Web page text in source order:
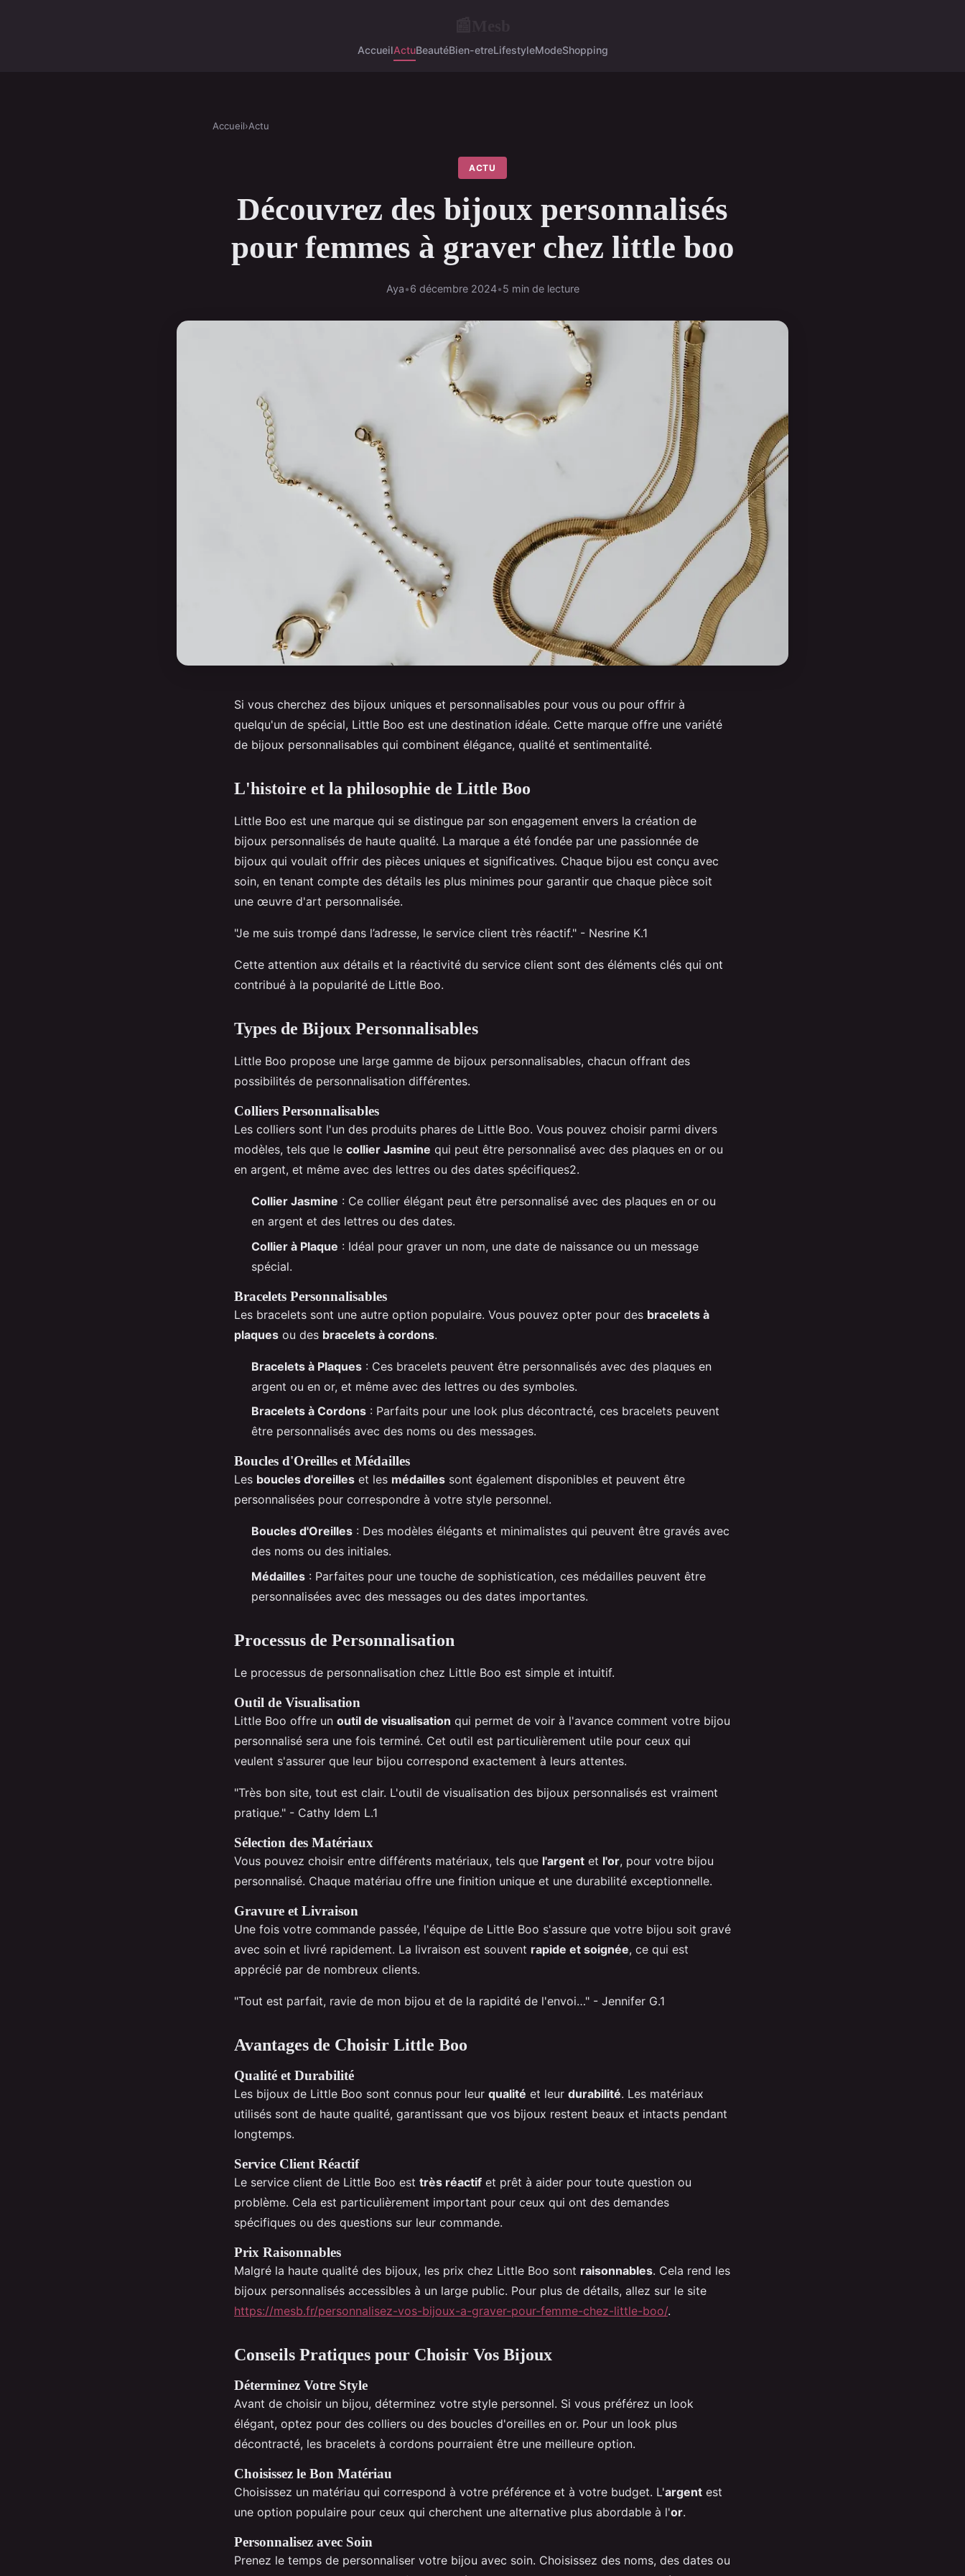
AccueilActuBeautéBien-etreLifestyleModeShopping
Accueil›Actu
ACTU
Découvrez des bijoux personnalisés
pour femmes à graver chez little boo
Aya•6 décembre 2024•5 min de lecture
Si vous cherchez des bijoux uniques et personnalisables pour vous ou pour offrir à
quelqu'un de spécial, Little Boo est une destination idéale. Cette marque offre une variété
de bijoux personnalisables qui combinent élégance, qualité et sentimentalité.
L'histoire et la philosophie de Little Boo
Little Boo est une marque qui se distingue par son engagement envers la création de
bijoux personnalisés de haute qualité. La marque a été fondée par une passionnée de
bijoux qui voulait offrir des pièces uniques et significatives. Chaque bijou est conçu avec
soin, en tenant compte des détails les plus minimes pour garantir que chaque pièce soit
une œuvre d'art personnalisée.
"Je me suis trompé dans l’adresse, le service client très réactif." - Nesrine K.1
Cette attention aux détails et la réactivité du service client sont des éléments clés qui ont
contribué à la popularité de Little Boo.
Types de Bijoux Personnalisables
Little Boo propose une large gamme de bijoux personnalisables, chacun offrant des
possibilités de personnalisation différentes.
Colliers Personnalisables
Les colliers sont l'un des produits phares de Little Boo. Vous pouvez choisir parmi divers
modèles, tels que le collier Jasmine qui peut être personnalisé avec des plaques en or ou
en argent, et même avec des lettres ou des dates spécifiques2.
Collier Jasmine : Ce collier élégant peut être personnalisé avec des plaques en or ou
en argent et des lettres ou des dates.
Collier à Plaque : Idéal pour graver un nom, une date de naissance ou un message
spécial.
Bracelets Personnalisables
Les bracelets sont une autre option populaire. Vous pouvez opter pour des bracelets à
plaques ou des bracelets à cordons.
Bracelets à Plaques : Ces bracelets peuvent être personnalisés avec des plaques en
argent ou en or, et même avec des lettres ou des symboles.
Bracelets à Cordons : Parfaits pour une look plus décontracté, ces bracelets peuvent
être personnalisés avec des noms ou des messages.
Boucles d'Oreilles et Médailles
Les boucles d'oreilles et les médailles sont également disponibles et peuvent être
personnalisées pour correspondre à votre style personnel.
Boucles d'Oreilles : Des modèles élégants et minimalistes qui peuvent être gravés avec
des noms ou des initiales.
Médailles : Parfaites pour une touche de sophistication, ces médailles peuvent être
personnalisées avec des messages ou des dates importantes.
Processus de Personnalisation
Le processus de personnalisation chez Little Boo est simple et intuitif.
Outil de Visualisation
Little Boo offre un outil de visualisation qui permet de voir à l'avance comment votre bijou
personnalisé sera une fois terminé. Cet outil est particulièrement utile pour ceux qui
veulent s'assurer que leur bijou correspond exactement à leurs attentes.
"Très bon site, tout est clair. L'outil de visualisation des bijoux personnalisés est vraiment
pratique." - Cathy Idem L.1
Sélection des Matériaux
Vous pouvez choisir entre différents matériaux, tels que l'argent et l'or, pour votre bijou
personnalisé. Chaque matériau offre une finition unique et une durabilité exceptionnelle.
Gravure et Livraison
Une fois votre commande passée, l'équipe de Little Boo s'assure que votre bijou soit gravé
avec soin et livré rapidement. La livraison est souvent rapide et soignée, ce qui est
apprécié par de nombreux clients.
"Tout est parfait, ravie de mon bijou et de la rapidité de l'envoi…" - Jennifer G.1
Avantages de Choisir Little Boo
Qualité et Durabilité
Les bijoux de Little Boo sont connus pour leur qualité et leur durabilité. Les matériaux
utilisés sont de haute qualité, garantissant que vos bijoux restent beaux et intacts pendant
longtemps.
Service Client Réactif
Le service client de Little Boo est très réactif et prêt à aider pour toute question ou
problème. Cela est particulièrement important pour ceux qui ont des demandes
spécifiques ou des questions sur leur commande.
Prix Raisonnables
Malgré la haute qualité des bijoux, les prix chez Little Boo sont raisonnables. Cela rend les
bijoux personnalisés accessibles à un large public. Pour plus de détails, allez sur le site
https://mesb.fr/personnalisez-vos-bijoux-a-graver-pour-femme-chez-little-boo/.
Conseils Pratiques pour Choisir Vos Bijoux
Déterminez Votre Style
Avant de choisir un bijou, déterminez votre style personnel. Si vous préférez un look
élégant, optez pour des colliers ou des boucles d'oreilles en or. Pour un look plus
décontracté, les bracelets à cordons pourraient être une meilleure option.
Choisissez le Bon Matériau
Choisissez un matériau qui correspond à votre préférence et à votre budget. L'argent est
une option populaire pour ceux qui cherchent une alternative plus abordable à l'or.
Personnalisez avec Soin
Prenez le temps de personnaliser votre bijou avec soin. Choisissez des noms, des dates ou